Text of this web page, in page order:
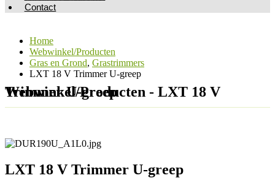
Contact
Home
Webwinkel/Producten
Gras en Grond, Grastrimmers
LXT 18 V Trimmer U-greep
Webwinkel/Producten - LXT 18 V Trimmer U-greep
LXT 18 V Trimmer U-greep